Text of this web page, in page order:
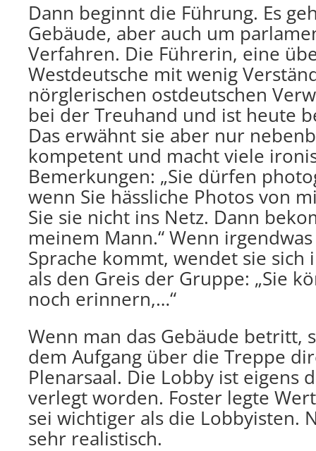
Dann beginnt die Führung. Es
Gebäude, aber auch um
Verfahren. Die Führerin, eine
Westdeutsche mit wenig
nörglerischen ostdeutschen
bei der Treuhand und ist heute
Das erwähnt sie aber nur
kompetent und macht viele
Bemerkungen: „Sie dürfen
wenn Sie hässliche Photos von
Sie sie nicht ins Netz. Dann
meinem Mann.“ Wenn
Sprache kommt, wendet sie
als den Greis der Gruppe: „Sie
noch erinnern,…“
Wenn man das Gebäude betritt,
dem Aufgang über die Treppe
Plenarsaal. Die Lobby ist eigens
verlegt worden. Foster legte
sei wichtiger als die Lobbyisten.
sehr realistisch.